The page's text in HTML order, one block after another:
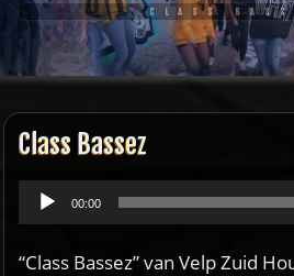
CLASS
Class Bassez
Audiospeler
00:00
“Class Bassez” van Velp Zuid